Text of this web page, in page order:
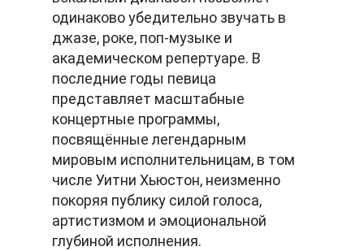
одинаково убедительно звучать в
джазе, роке, поп-музыке и
академическом репертуаре. В
последние годы певица
представляет масштабные
концертные программы,
посвящённые легендарным
мировым исполнительницам, в том
числе Уитни Хьюстон, неизменно
покоряя публику силой голоса,
артистизмом и эмоциональной
глубиной исполнения.